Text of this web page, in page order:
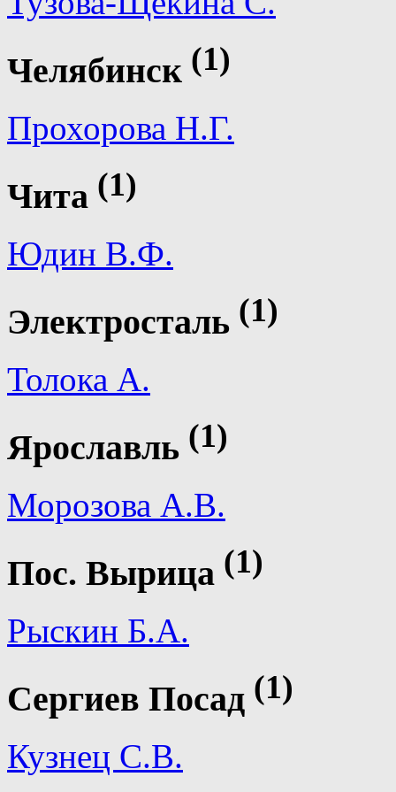
Челябинск (1)
Прохорова Н.Г.
Чита (1)
Юдин В.Ф.
Электросталь (1)
Толока А.
Ярославль (1)
Морозова А.В.
Пос. Вырица (1)
Рыскин Б.А.
Сергиев Посад (1)
Кузнец С.В.